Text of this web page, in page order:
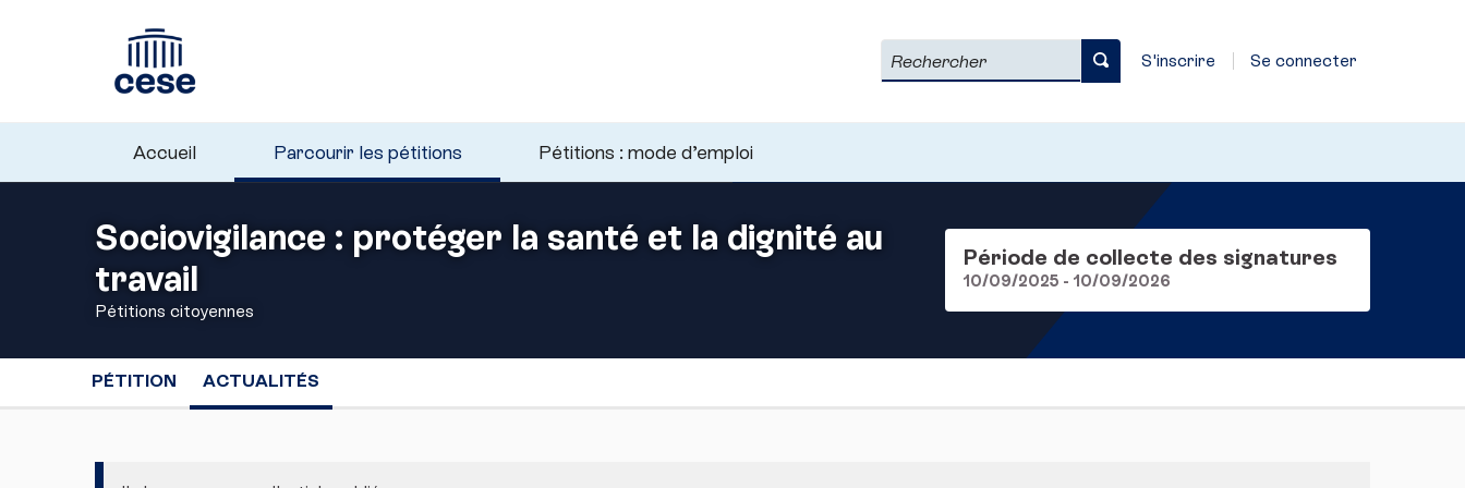
Rechercher S'inscrire Se connecter
Accueil Parcourir les pétitions Pétitions : mode d’emploi
Sociovigilance : protéger la santé et la dignité au
travail
Pétitions citoyennes
Période de collecte des signatures
10/09/2025 - 10/09/2026
PÉTITION ACTUALITÉS